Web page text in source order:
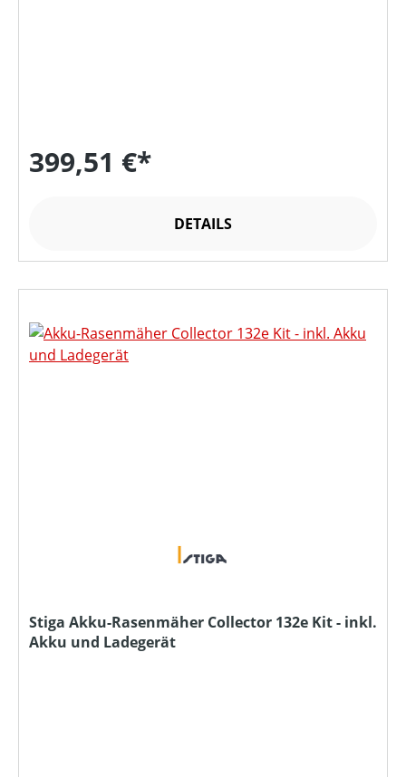
399,51 €*
DETAILS
Stiga Akku-Rasenmäher Collector 132e Kit - inkl.
Akku und Ladegerät